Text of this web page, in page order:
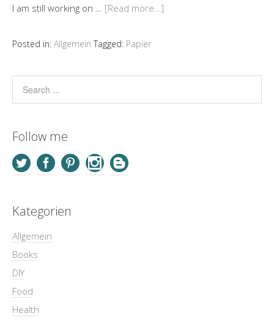
I am still working on … [Read more…]
Posted in: Allgemein Tagged: Papier
Follow me
Kategorien
Allgemein
Books
DIY
Food
Health